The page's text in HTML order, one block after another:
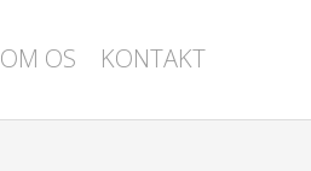
OM OS KONTAKT